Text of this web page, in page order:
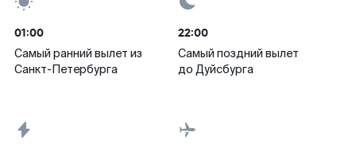
01:00
Самый ранний вылет из
Санкт-Петербурга
22:00
Самый поздний вылет
до Дуйсбурга